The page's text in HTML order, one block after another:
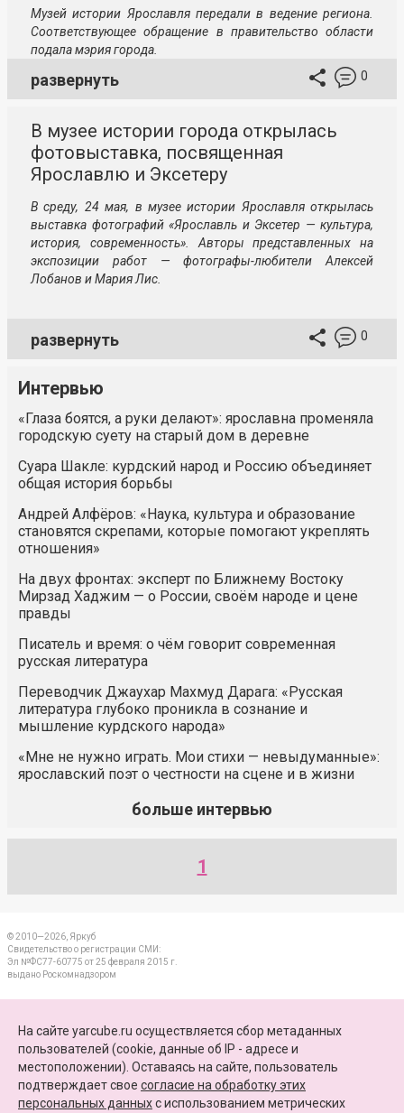
Музей истории Ярославля передали в ведение региона.
Соответствующее обращение в правительство области
подала мэрия города.
развернуть 0
В музее истории города открылась
фотовыставка, посвященная
Ярославлю и Эксетеру
В среду, 24 мая, в музее истории Ярославля открылась
выставка фотографий «Ярославль и Эксетер — культура,
история, современность». Авторы представленных на
экспозиции работ — фотографы-любители Алексей
Лобанов и Мария Лис.
развернуть 0
Интервью
«Глаза боятся, а руки делают»: ярославна променяла
городскую суету на старый дом в деревне
Суара Шакле: курдский народ и Россию объединяет
общая история борьбы
Андрей Алфёров: «Наука, культура и образование
становятся скрепами, которые помогают укреплять
отношения»
На двух фронтах: эксперт по Ближнему Востоку
Мирзад Хаджим — о России, своём народе и цене
правды
Писатель и время: о чём говорит современная
русская литература
Переводчик Джаухар Махмуд Дарага: «Русская
литература глубоко проникла в сознание и
мышление курдского народа»
«Мне не нужно играть. Мои стихи — невыдуманные»:
ярославский поэт о честности на сцене и в жизни
больше интервью
1
© 2010—2026, Яркуб
Свидетельство о регистрации СМИ:
Эл №ФС77-60775 от 25 февраля 2015 г.
выдано Роскомнадзором
ПАРТНЕРЫ
КАРТА САЙТА
На сайте yarcube.ru осуществляется сбор метаданных
пользователей (cookie, данные об IP - адресе и
местоположении). Оставаясь на сайте, пользователь
подтверждает свое согласие на обработку этих
персональных данныхc использованием метрических